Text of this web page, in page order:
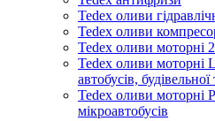
Tedex оливи
Tedex оливи
Tedex оливи моторні
Tedex оливи моторні
автобусів,
Tedex оливи моторні
мікроавтобусів